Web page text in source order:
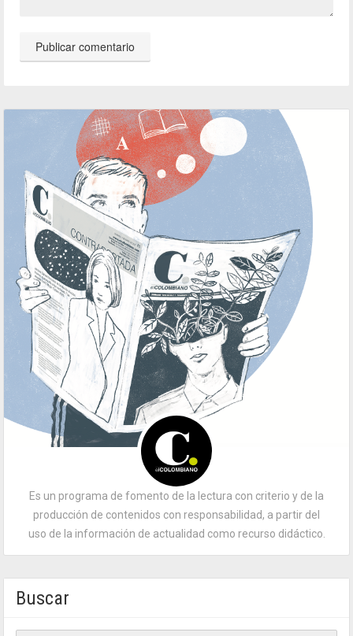
Es un programa de fomento de la lectura con criterio y de la
producción de contenidos con responsabilidad, a partir del
uso de la información de actualidad como recurso didáctico.
Buscar